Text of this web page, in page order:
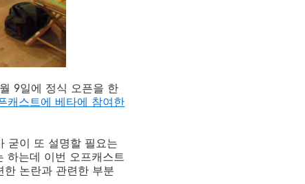
9일에 정식 오픈을 한
캐스트에 베타에 참여한
굳이 또 설명할 필요는
하는데 이번 오프캐스트
논란과 관련한 부분